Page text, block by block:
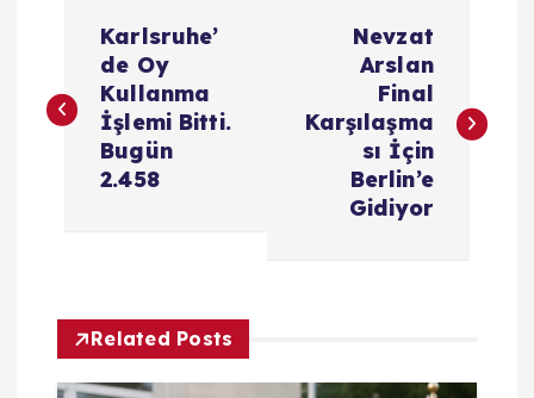
z
e
z
Karlsruhe’
de Oy
Kullanma
İşlemi Bitti.
Bugün
2.458
Nevzat
Arslan
Final
Karşılaşma
sı İçin
Berlin’e
Gidiyor
Related Posts